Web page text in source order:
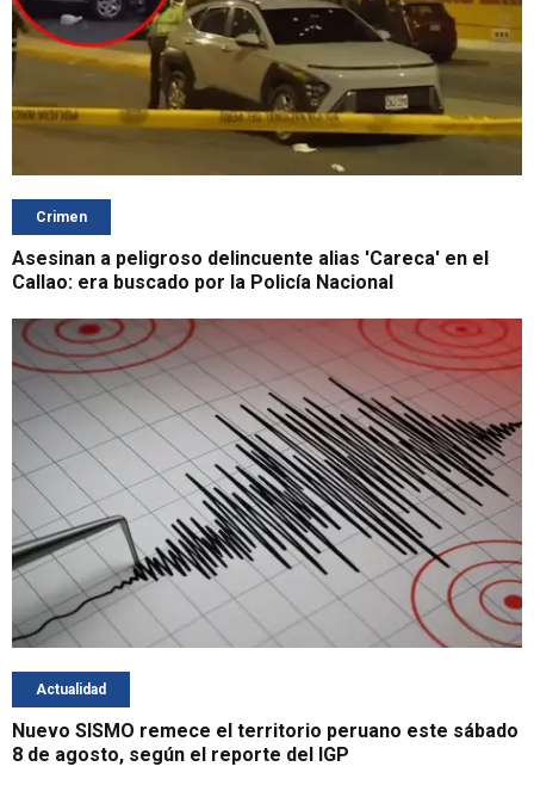
Crimen
Asesinan a peligroso delincuente alias 'Careca' en el
Callao: era buscado por la Policía Nacional
Actualidad
Nuevo SISMO remece el territorio peruano este sábado
8 de agosto, según el reporte del IGP